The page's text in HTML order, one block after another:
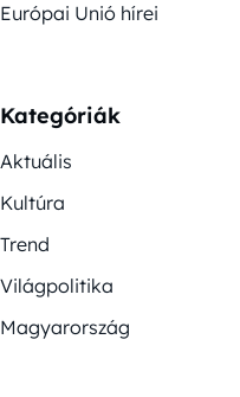
Európai Unió hírei
Kategóriák
Aktuális
Kultúra
Trend
Világpolitika
Magyarország